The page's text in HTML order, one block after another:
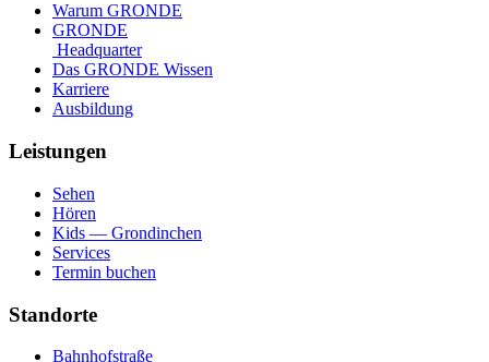
Warum GRONDE
GRONDE
Headquarter
Das GRONDE Wissen
Karriere
Ausbildung
Leistungen
Sehen
Hören
Kids — Grondinchen
Services
Termin buchen
Standorte
Bahnhofstraße